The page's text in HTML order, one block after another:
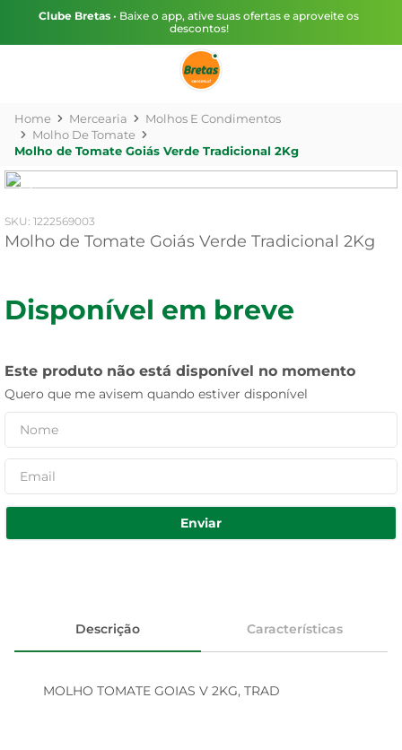
Clube Bretas • Baixe o app, ative suas ofertas e aproveite os
descontos!
Mercearia
Molhos E Condimentos
Molho De Tomate
Molho de Tomate Goiás Verde Tradicional 2Kg
: 1222569003
Molho de Tomate Goiás Verde Tradicional 2Kg
Disponível em breve
Este produto não está disponível no momento
Quero que me avisem quando estiver disponível
Enviar
Descrição Características
MOLHO TOMATE GOIAS V 2KG, TRAD